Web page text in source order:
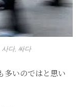
다, 싸다
多いのではと思い